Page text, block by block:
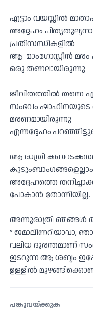
എട്ടാം വയസ്സിൽ
അദ്ദേഹം
പ്രതിസന്ധികളിൽ
ആ മാംഗോസ്റ്റീൻ
ഒരു തണലായിരുന്നു
ജീവിതത്തിൽ തന്നെ
സംഭവം ഷാഹിനയുടെ
മരണമായിരുന്നു
എന്നദ്ദേഹം
ആ രാത്രി
അദ്ദേഹത്തെ
പോകാൻ തോന്നിയില്ല.
അന്നുരാത്രി ഞങ്ങൾ
” ജമാലിന്നറിയാവാ,
വലിയ ദുരന്തമാണ്
ഇടറുന്ന ആ ശബ്ദം
ഉള്ളിൽ
പങ്കുവയ്ക്കുക